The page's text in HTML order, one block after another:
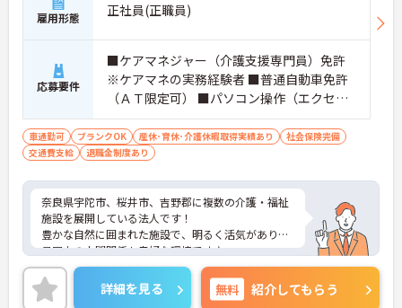
雇用形態 正社員(正職員)
応募要件
■ケアマネジャー（介護支援専門員）免許
※ケアマネの実務経験者 ■普通自動車免許
（ＡＴ限定可） ■パソコン操作（エクセ
ル・ワード ）
車通勤可 ブランクOK 産休･育休･介護休暇取得実績あり
社会保険完備
交通費支給
退職金制度あり
奈良県宇陀市、桜井市、吉野郡に複数の介護・福祉
施設を展開している法人です！
豊かな自然に囲まれた施設で、明るく活気があり職
員同士の人間関係も良好な環境です♪
勤務時間は相談可能です。
ご興味がある方は是非一度マイナビコメディカルま
でお問い合わせ下さい！！
詳細を見る 無料 紹介してもらう